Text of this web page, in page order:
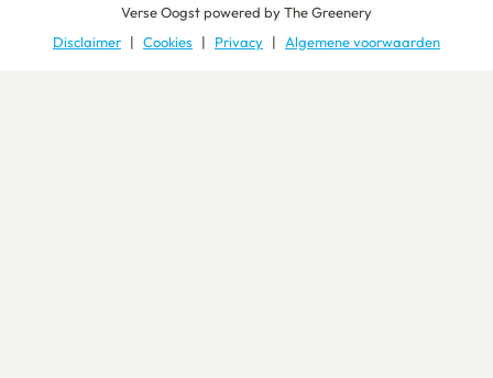
Verse Oogstpowered byThe Greenery
Disclaimer
Cookies Privacy Algemene voorwaarden